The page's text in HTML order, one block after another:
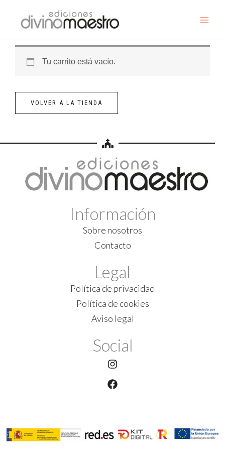
Tu carrito está vacío.
VOLVER A LA TIENDA
Información
Sobre nosotros
Contacto
Legal
Política de privacidad
Política de cookies
Aviso legal
Social
Instagram
Facebook